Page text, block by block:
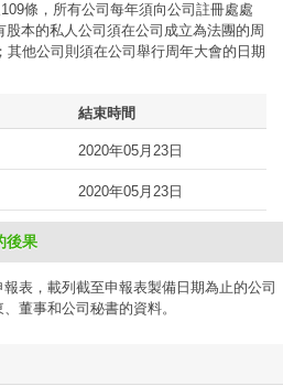
條，所有公司每年須向公司註冊處處
本的私人公司須在公司成立為法團的周
其他公司則須在公司舉行周年大會的日期
結束時間
2020年05月23日
2020年05月23日
後果
表，載列截至申報表製備日期為止的公司
董事和公司秘書的資料。